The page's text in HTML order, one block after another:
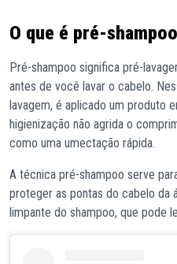
O que é pré-
Pré-shampoo significa pré-
antes de você lavar o cabelo.
lavagem, é aplicado um produto
higienização não agrida o
como uma umectação rápida.
A técnica pré-shampoo serve
proteger as pontas do cabelo da
limpante do shampoo, que pode